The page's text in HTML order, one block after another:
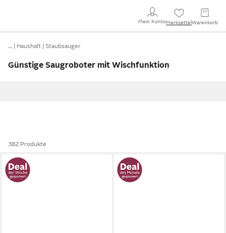
Mein KontoMerkzettel Warenkorb
… Haushalt Staubsauger
Günstige Saugroboter mit Wischfunktion
382 Produkte